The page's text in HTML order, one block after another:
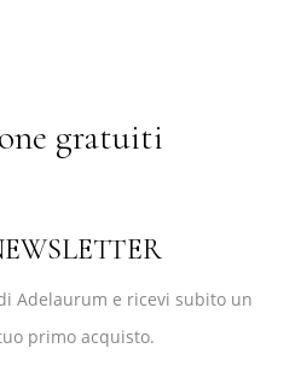
gratuiti
Adelaurum e ricevi subito un
primo acquisto.